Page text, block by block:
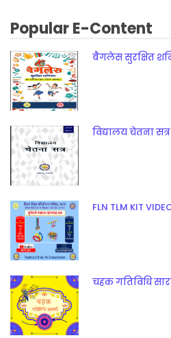
Popular E-Content
बैगलेस सुरक्षित
विद्यालय चेतना सत्र
FLN TLM KIT
चहक गतिविधि